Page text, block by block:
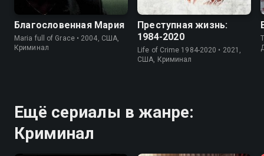
Благословенная Мария
Maria full of Grace • 2004, США,
Криминал
Преступная жизнь:
1984-2020
Life of Crime 1984-2020 • 2021,
США, Криминал
Ещё сериалы в жанре:
Криминал